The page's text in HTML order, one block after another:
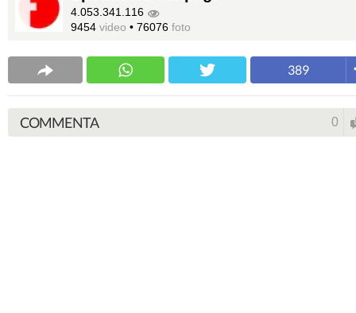
4.053.341.116
9454 video • 76076 foto
389
COMMENTA 0